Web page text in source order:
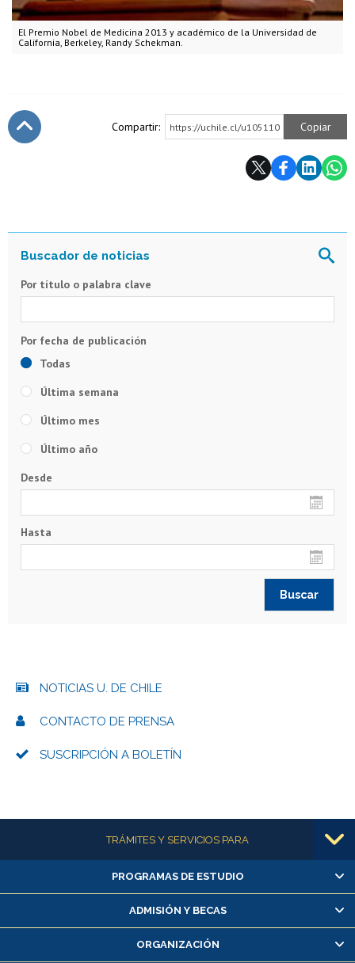
El Premio Nobel de Medicina 2013 y académico de la Universidad de
California, Berkeley, Randy Schekman.
Compartir: https://uchile.cl/u105110 Copiar
Por título o palabra clave
Todas
Última semana
Último mes
Último año
Desde
Hasta
NOTICIAS U. DE CHILE
CONTACTO DE PRENSA
SUSCRIPCIÓN A BOLETÍN
Más informaciónTRÁMITES Y SERVICIOS PARA
Alumnas/os y exalumnas/os
Matrícula en línea
Inscripción y cambio de asignaturas
Consulta y certificado de notas
PROGRAMAS DE ESTUDIO
ADMISIÓN Y BECAS
ORGANIZACIÓN